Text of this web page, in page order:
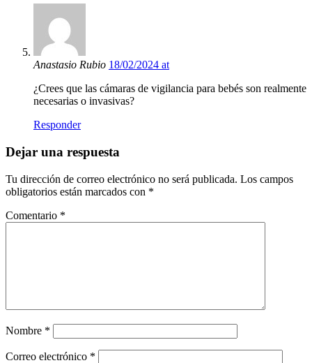
Anastasio Rubio 18/02/2024 at
¿Crees que las cámaras de vigilancia para bebés son realmente
necesarias o invasivas?
Responder
Dejar una respuesta
Tu dirección de correo electrónico no será publicada. Los campos
obligatorios están marcados con *
Comentario *
Nombre *
Correo electrónico *